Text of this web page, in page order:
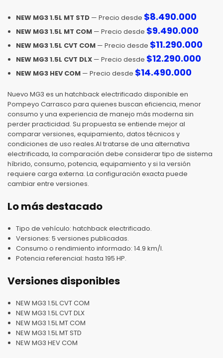
NEW MG3 1.5L MT STD — Precio desde $8.490.000
NEW MG3 1.5L MT COM — Precio desde $9.490.000
NEW MG3 1.5L CVT COM — Precio desde $11.290.000
NEW MG3 1.5L CVT DLX — Precio desde $12.290.000
NEW MG3 HEV COM — Precio desde $14.490.000
Nuevo MG3 es un hatchback electrificado disponible en
Pompeyo Carrasco para quienes buscan eficiencia, menor
consumo y una experiencia de manejo más moderna sin
perder practicidad. Su propuesta se entiende mejor al
comparar versiones, equipamiento, datos técnicos y
condiciones de uso reales.Al tratarse de una alternativa
electrificada, la comparación debe considerar tipo de sistema
híbrido, consumo, potencia, equipamiento y si la versión
requiere carga externa. La configuración exacta puede
cambiar entre versiones.
Lo más destacado
Tipo de vehículo: hatchback electrificado.
Versiones: 5 versiones publicadas.
Consumo o rendimiento informado: 14.9 km/l.
Potencia referencial: hasta 195 HP.
Versiones disponibles
NEW MG3 1.5L CVT COM
NEW MG3 1.5L CVT DLX
NEW MG3 1.5L MT COM
NEW MG3 1.5L MT STD
NEW MG3 HEV COM